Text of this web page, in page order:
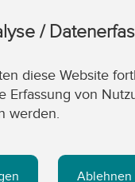
/
diese Website
Erfassung von
werden.
Ablehnen